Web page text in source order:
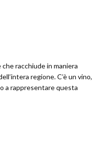
racchiude in maniera
regione. C’è un vino,
a rappresentare questa